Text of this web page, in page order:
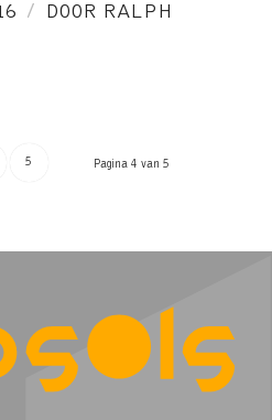
/ DOOR RALPH
Pagina 4 van 5
5